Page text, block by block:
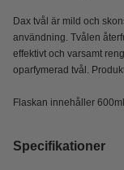
Dax tvål är mild och
användning. Tvålen
effektivt och varsamt
oparfymerad tvål.
​​​​​​​Flaskan innehåller
Specifikationer